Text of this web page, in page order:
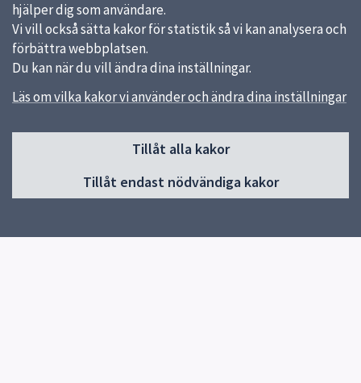
hjälper dig som användare.
Vi vill också sätta kakor för statistik så vi kan analysera och
förbättra webbplatsen.
Du kan när du vill ändra dina inställningar.
Läs om vilka kakor vi använder och ändra dina inställningar
Tillåt alla kakor
Tillåt endast nödvändiga kakor